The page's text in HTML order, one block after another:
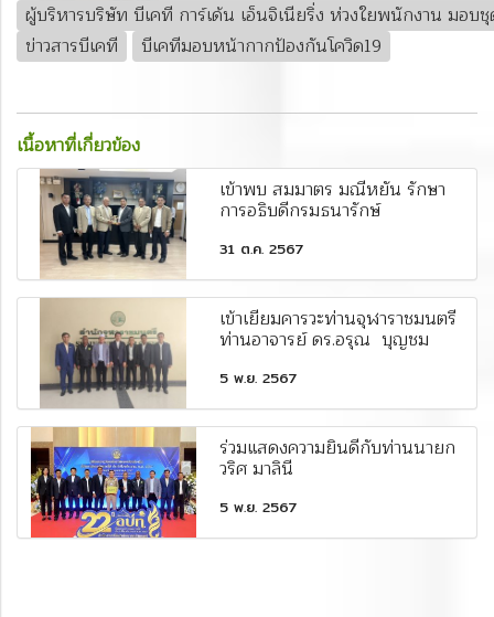
ผู้บริหารบริษัท บีเคที การ์เด้น เอ็นจิเนียริ่ง ห่วงใยพนักงาน มอบ
ข่าวสารบีเคที
บีเคทีมอบหน้ากากป้องกันโควิด19
เนื้อหาที่เกี่ยวข้อง
เข้าพบ สมมาตร มณีหยัน รักษา
การอธิบดีกรมธนารักษ์
31 ต.ค. 2567
เข้าเยี่ยมคารวะท่านจุฬาราชมนตรี
ท่านอาจารย์ ดร.อรุณ บุญชม
5 พ.ย. 2567
ร่วมแสดงความยินดีกับท่านนายก
วริศ มาลินี
5 พ.ย. 2567